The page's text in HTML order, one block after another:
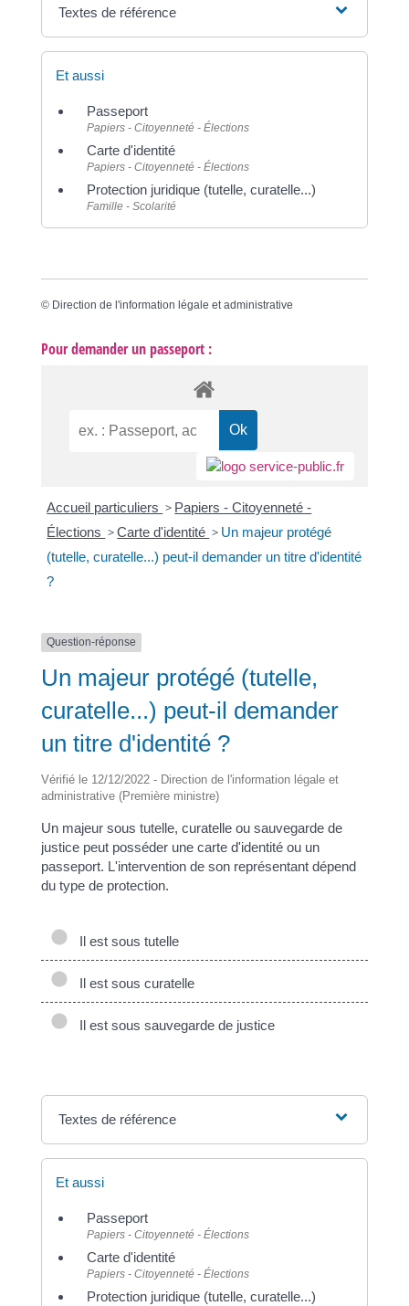
Textes de référence
Et aussi
Passeport
Papiers - Citoyenneté - Élections
Carte d'identité
Papiers - Citoyenneté - Élections
Protection juridique (tutelle, curatelle...)
Famille - Scolarité
© Direction de l'information légale et administrative
Pour demander un passeport :
Accueil particuliers > Papiers - Citoyenneté -
Élections >Carte d'identité > Un majeur protégé
(tutelle, curatelle...) peut-il demander un titre d'identité
?
Question-réponse
Un majeur protégé (tutelle,
curatelle...) peut-il demander
un titre d'identité ?
Vérifié le 12/12/2022 - Direction de l'information légale et
administrative (Première ministre)
Un majeur sous tutelle, curatelle ou sauvegarde de
justice peut posséder une carte d'identité ou un
passeport. L'intervention de son représentant dépend
du type de protection.
Il est sous tutelle
Il est sous curatelle
Il est sous sauvegarde de justice
Textes de référence
Et aussi
Passeport
Papiers - Citoyenneté - Élections
Carte d'identité
Papiers - Citoyenneté - Élections
Protection juridique (tutelle, curatelle...)